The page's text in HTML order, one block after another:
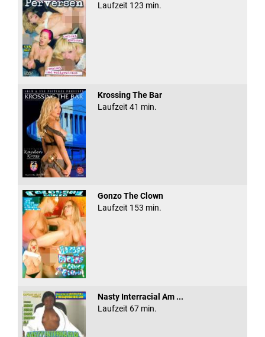
Laufzeit 123 min.
Krossing The Bar
Laufzeit 41 min.
Gonzo The Clown
Laufzeit 153 min.
Nasty Interracial Am ...
Laufzeit 67 min.